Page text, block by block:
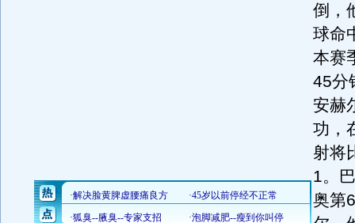
倒，
球命
本赛
45分
安赫
功，
射将
1。
奥第